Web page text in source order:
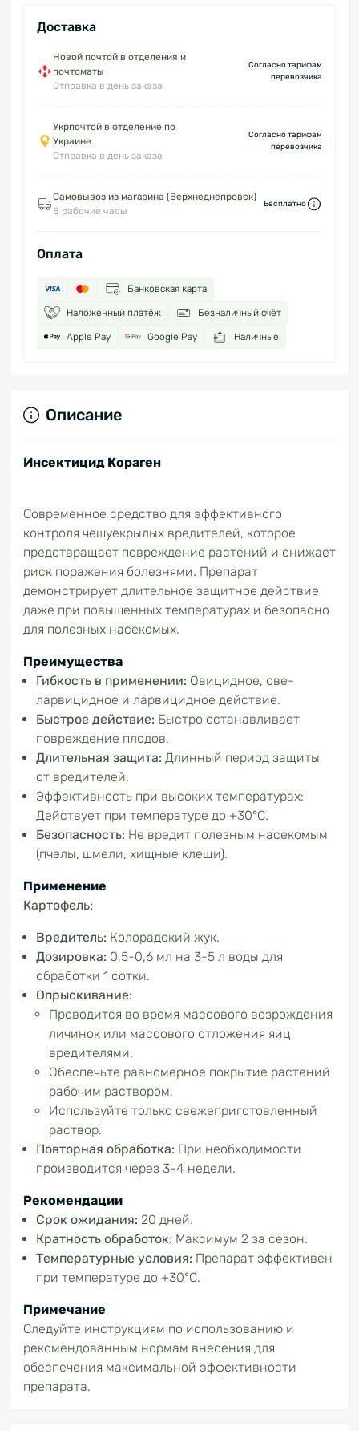
Доставка
Новой почтой в отделения и
почтоматы
Отправка в день заказа
Согласно тарифам
перевозчика
Укрпочтой в отделение по
Украине
Отправка в день заказа
Согласно тарифам
перевозчика
Самовывоз из магазина (Верхнеднепровск)
В рабочие часы
Бесплатно
Оплата
Банковская карта
Наложенный платёж Безналичный счёт
Apple Pay Google Pay Наличные
Описание
Инсектицид Кораген
Современное средство для эффективного
контроля чешуекрылых вредителей, которое
предотвращает повреждение растений и снижает
риск поражения болезнями. Препарат
демонстрирует длительное защитное действие
даже при повышенных температурах и безопасно
для полезных насекомых.
Преимущества
Гибкость в применении: Овицидное, ове-
ларвицидное и ларвицидное действие.
Быстрое действие: Быстро останавливает
повреждение плодов.
Длительная защита: Длинный период защиты
от вредителей.
Эффективность при высоких температурах:
Действует при температуре до +30°С.
Безопасность: Не вредит полезным насекомым
(пчелы, шмели, хищные клещи).
Применение
Картофель:
Вредитель: Колорадский жук.
Дозировка: 0,5-0,6 мл на 3-5 л воды для
обработки 1 сотки.
Опрыскивание:
Проводится во время массового возрождения
личинок или массового отложения яиц
вредителями.
Обеспечьте равномерное покрытие растений
рабочим раствором.
Используйте только свежеприготовленный
раствор.
Повторная обработка: При необходимости
производится через 3-4 недели.
Рекомендации
Срок ожидания: 20 дней.
Кратность обработок: Максимум 2 за сезон.
Температурные условия: Препарат эффективен
при температуре до +30°С.
Примечание
Следуйте инструкциям по использованию и
рекомендованным нормам внесения для
обеспечения максимальной эффективности
препарата.